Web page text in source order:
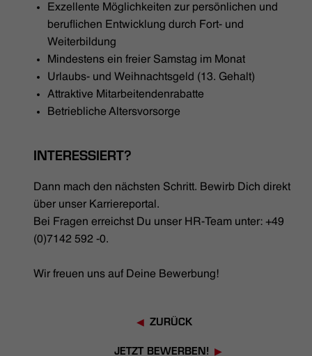
Exzellente Möglichkeiten zur persönlichen und
beruflichen Entwicklung durch Fort- und
Weiterbildung
Mindestens ein freier Samstag im Monat
Urlaubs- und Weihnachtsgeld (13. Gehalt)
Attraktive Mitarbeitendenrabatte
Betriebliche Altersvorsorge
INTERESSIERT?
Dann mach den nächsten Schritt. Bewirb Dich direkt
über unser Karriereportal.
Bei Fragen erreichst Du unser HR-Team unter: +49
(0)7142 592 -0.
Wir freuen uns auf Deine Bewerbung!
ZURÜCK
JETZT BEWERBEN!